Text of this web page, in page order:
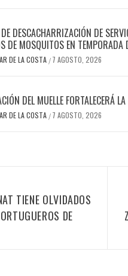
DESCACHARRIZACIÓN DE
DE MOSQUITOS EN TEMPORADA
DE LA COSTA / 7 AGOSTO, 2026
DEL MUELLE FORTALECERÁ
DE LA COSTA / 7 AGOSTO, 2026
TIENE OLVIDADOS
DE